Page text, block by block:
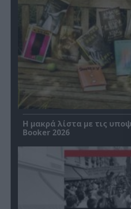
Η μακρά λίστα με τις
Booker 2026